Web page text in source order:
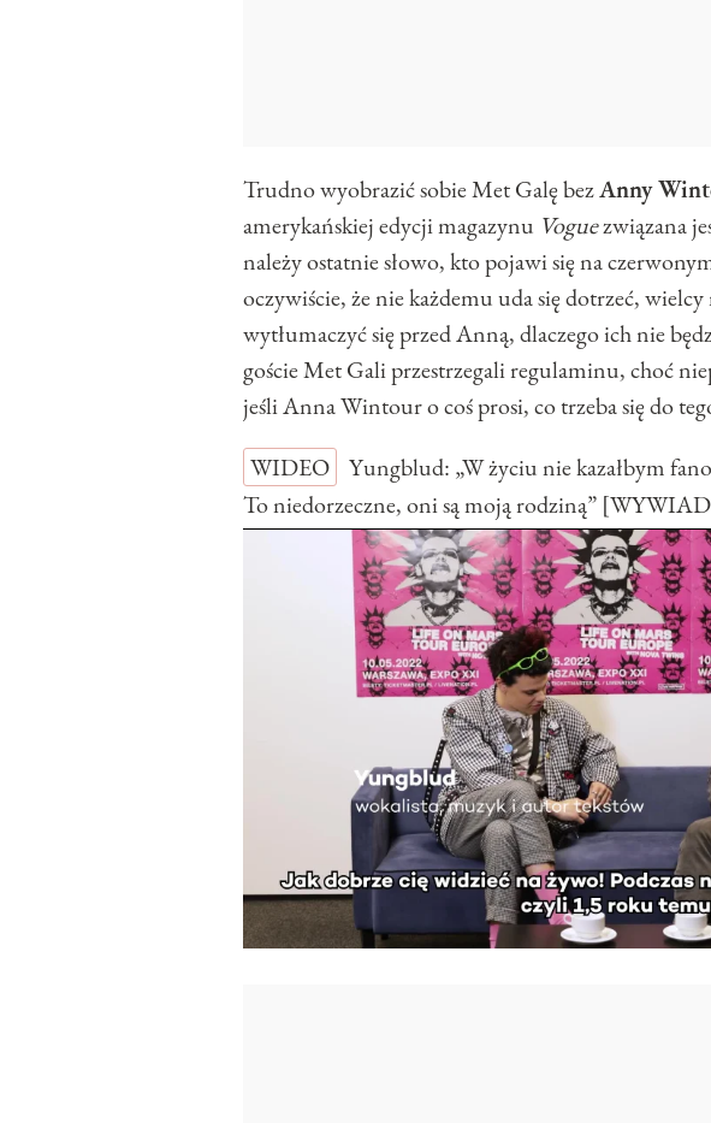
Trudno wyobrazić sobie Met Galę bezAnny
amerykańskiej edycji magazynu Voguezwiązana
należy ostatnie słowo, kto pojawi się na
oczywiście, że nie każdemu uda się dotrzeć,
wytłumaczyć się przed Anną, dlaczego ich nie
goście Met Gali przestrzegali regulaminu, choć
jeśli Anna Wintour o coś prosi, co trzeba się do
WIDEO
Yungblud: „W życiu nie kazałbym
To niedorzeczne, oni są moją rodziną”